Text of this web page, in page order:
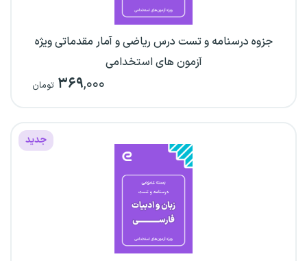
جزوه درسنامه و تست درس ریاضی و آمار مقدماتی ویژه
آزمون های استخدامی
۳۶۹,۰۰۰ تومان
جدید